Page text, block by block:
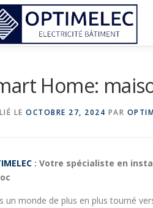
Home:
LE OCTOBRE 27, 2024 PAR
: Votre spécialiste en
un monde de plus en plus tourné